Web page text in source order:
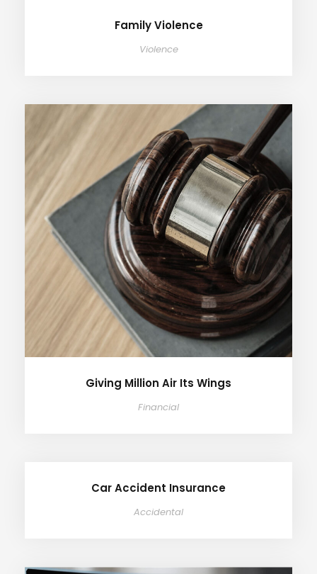
Family Violence
Violence
Giving Million Air Its Wings
Financial
Car Accident Insurance
Accidental